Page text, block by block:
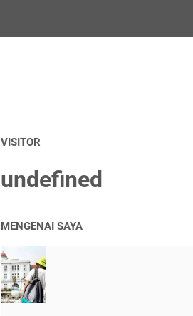
VISITOR
undefned
MENGENAI SAYA